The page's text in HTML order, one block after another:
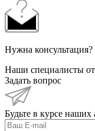
Нужна консультация?
Наши специалисты
Задать вопрос
Будьте в курсе